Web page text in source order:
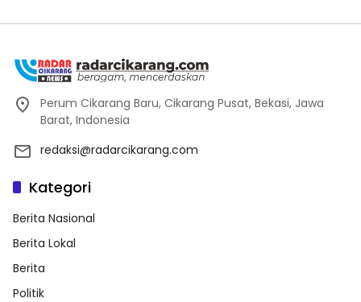
Perum Cikarang Baru, Cikarang Pusat, Bekasi, Jawa
Barat, Indonesia
redaksi@radarcikarang.com
Kategori
Berita Nasional
Berita Lokal
Berita
Politik